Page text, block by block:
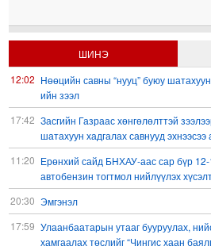
ШИНЭ
12:02 Нөөцийн савны “нууц” буюу
ийн зээл
17:42 Засгийн Газраас хөнгөлөлттэй
шатахуун хадгалах савнууд
11:20 Ерөнхий сайд БНХАУ-аас сар бүр
автобензин тогтмол нийлүүлэх
20:30 Эмгэнэл
17:59 Улаанбаатарын утааг бууруулах,
хамгаалах төслийг “Чингис хаан